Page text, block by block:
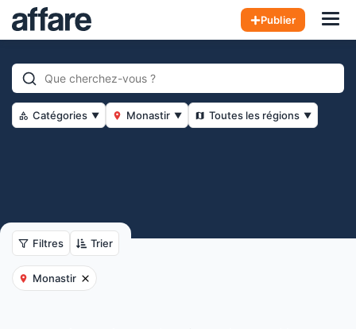
Publier
Catégories ▼ Monastir ▼ Toutes les régions ▼
Filtres Trier
Monastir